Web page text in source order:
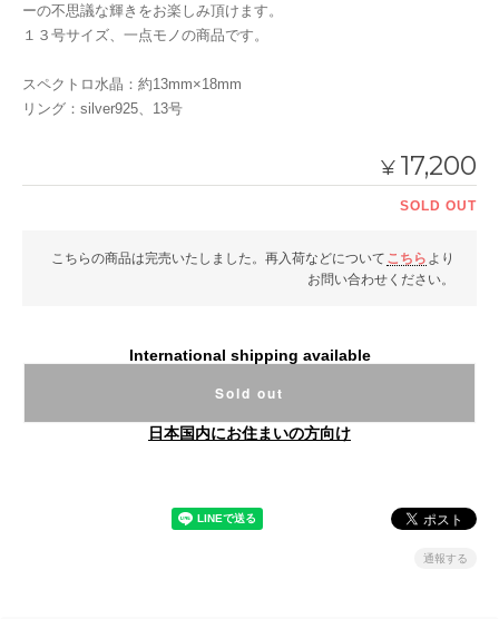
ーの不思議な輝きをお楽しみ頂けます。
１３号サイズ、一点モノの商品です。
スペクトロ水晶：約13mm×18mm
リング：silver925、13号
¥ 17,200
SOLD OUT
こちらの商品は完売いたしました。再入荷などについて こちら より
お問い合わせください。
International shipping available
Sold out
日本国内にお住まいの方向け
通報する